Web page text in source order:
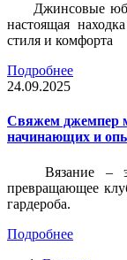
Джинсовые
настоящая
стиля и комфорта
Подробнее
24.09.2025
Свяжем джемпер
начинающих и
Вязание –
превращающее
гардероба.
Подробнее